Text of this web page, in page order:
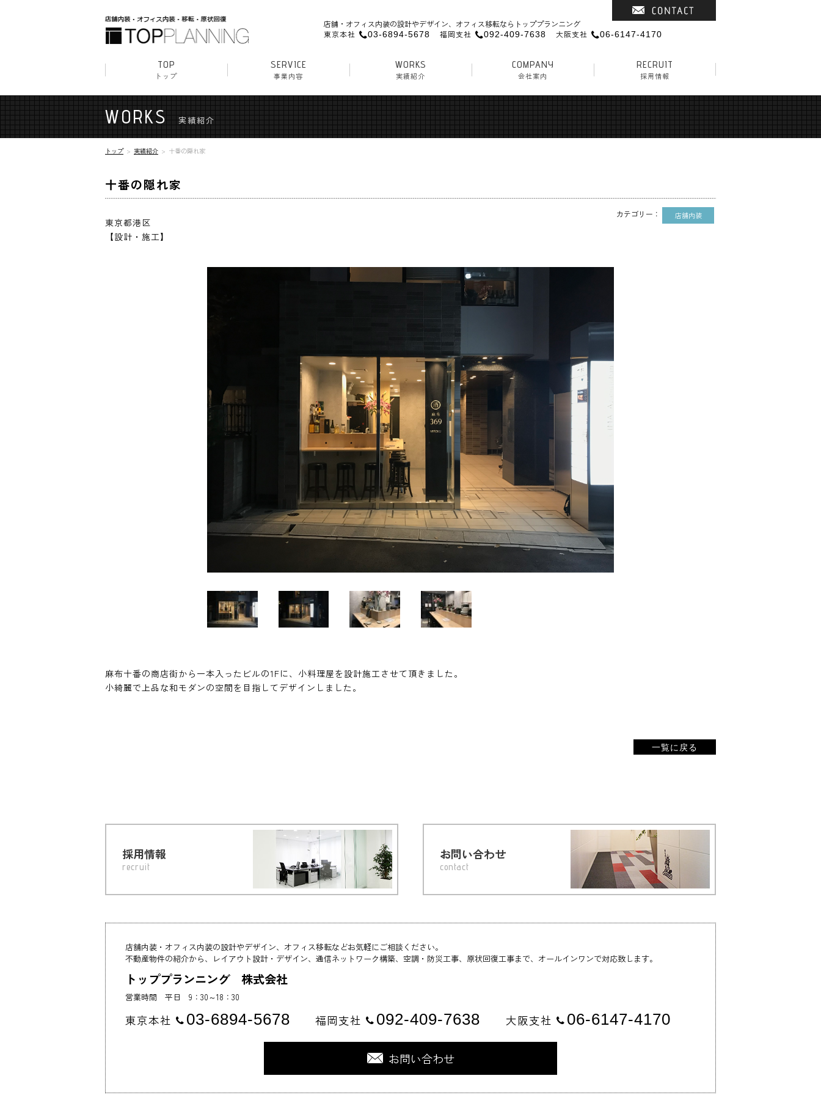
店舗・オフィス内装の設計やデザイン、オフィス移転ならトッププランニング
東京本社
03-6894-5678 福岡支社 092-409-7638 大阪支社 06-6147-4170
TOP
トップ
SERVICE
事業内容
店舗内装
クリニック内装
美容室・ヘアサロン内装
オフィス内装・移転
原状回復
WORKS
実績紹介
COMPANY
会社案内
RECRUIT
採用情報
WORKS 実績紹介
トップ 実績紹介 十番の隠れ家
十番の隠れ家
店舗内装
東京都港区
【設計・施工】
麻布十番の商店街から一本入ったビルの1Fに、小料理屋を設計施工させて頂きました。
小綺麗で上品な和モダンの空間を目指してデザインしました。
一覧に戻る
採用情報
recruit
お問い合わせ
contact
店舗内装・オフィス内装の設計やデザイン、オフィス移転などお気軽にご相談ください。
不動産物件の紹介から、レイアウト設計・デザイン、通信ネットワーク構築、空調・防災工事、原状回復工事まで、オールインワンで対応致します。
トッププランニング 株式会社
営業時間 平日 9：30～18：30
東京本社 03-6894-5678 福岡支社 092-409-7638 大阪支社 06-6147-4170
お問い合わせ